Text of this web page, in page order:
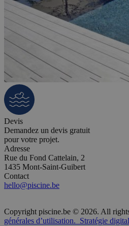
Devis
Demandez un devis gratuit
pour votre projet.
Adresse
Rue du Fond Cattelain, 2
1435 Mont-Saint-Guibert
Contact
hello@piscine.be
Copyright piscine.be © 2026. All
générales d’utilisation. Stratégie